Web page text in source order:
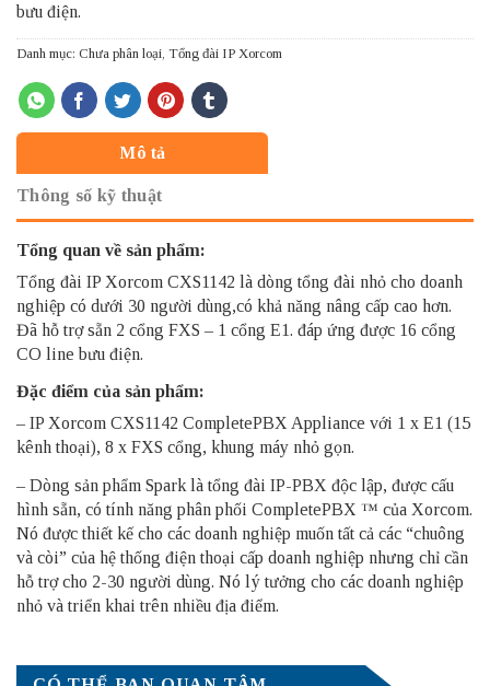
bưu điện.
Danh mục: Chưa phân loại Tổng đài IP Xorcom
Mô tả
Thông số kỹ thuật
Tổng quan về sản phẩm:
Tổng đài IP Xorcom CXS1142 là dòng tổng đài nhỏ cho doanh
nghiệp có dưới 30 người dùng,có khả năng nâng cấp cao hơn.
Đã hỗ trợ sẵn 2 cổng FXS – 1 cổng E1. đáp ứng được 16 cổng
CO line bưu điện.
Đặc điểm của sản phẩm:
– IP Xorcom CXS1142 CompletePBX Appliance với 1 x E1 (15
kênh thoại), 8 x FXS cổng, khung máy nhỏ gọn.
– Dòng sản phẩm Spark là tổng đài IP-PBX độc lập, được cấu
hình sẵn, có tính năng phân phối CompletePBX ™ của Xorcom.
Nó được thiết kế cho các doanh nghiệp muốn tất cả các “chuông
và còi” của hệ thống điện thoại cấp doanh nghiệp nhưng chỉ cần
hỗ trợ cho 2-30 người dùng. Nó lý tưởng cho các doanh nghiệp
nhỏ và triển khai trên nhiều địa điểm.